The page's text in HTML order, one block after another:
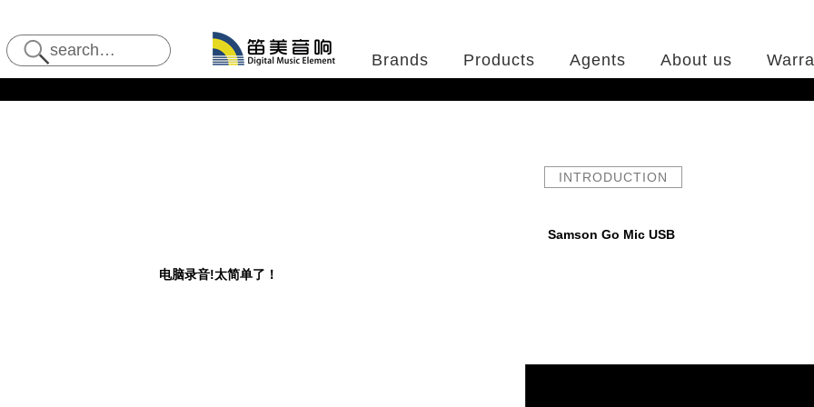
Brands Products Agents About us
INTRODUCTION
Samson Go Mic USB
电脑录音!太简单了！